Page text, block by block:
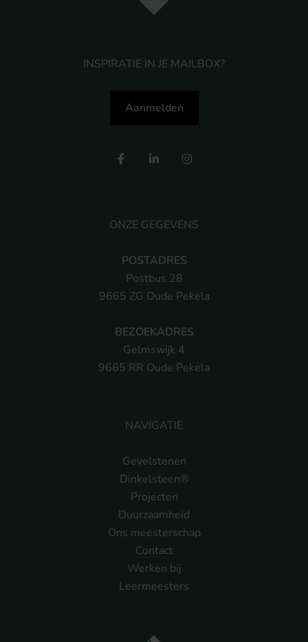
NAVIGATIE
Gevelstenen
Dinkelsteen®
Projecten
Duurzaamheid
Ons meesterschap
Contact
Werken bij
Leermeesters
ONZE GEGEVENS
POSTADRES
Postbus 28
9665 ZG Oude Pekela
BEZOEKADRES
Gelmswijk 4
9665 RR Oude Pekela
INSPIRATIE IN JE MAILBOX?
Aanmelden